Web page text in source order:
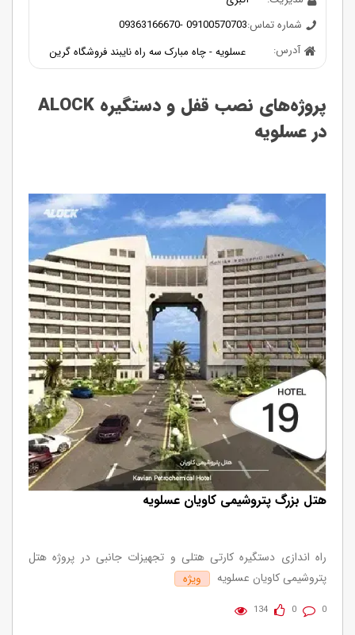
شماره تماس:09363166670- 09100570703
آدرس:
عسلویه - چاه مبارک سه راه نایبند فروشگاه گرین
پروژه‌های نصب قفل و دستگیره ALOCK
در عسلویه
هتل بزرگ پتروشیمی کاویان عسلویه
راه اندازی دستگیره کارتی هتلی و تجهیزات جانبی در پروژه هتل
پتروشیمی کاویان عسلویه
ویژه
134 0 0